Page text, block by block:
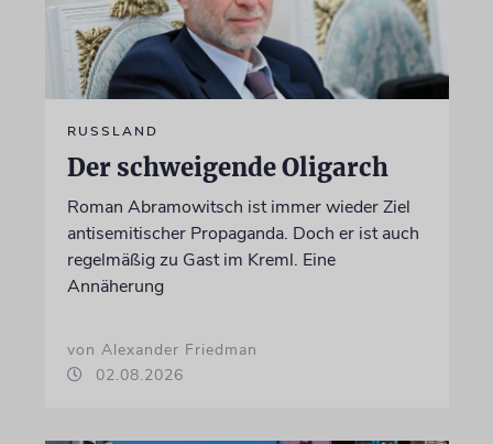
RUSSLAND
Der schweigende Oligarch
Roman Abramowitsch ist immer wieder Ziel
antisemitischer Propaganda. Doch er ist auch
regelmäßig zu Gast im Kreml. Eine
Annäherung
von Alexander Friedman
02.08.2026